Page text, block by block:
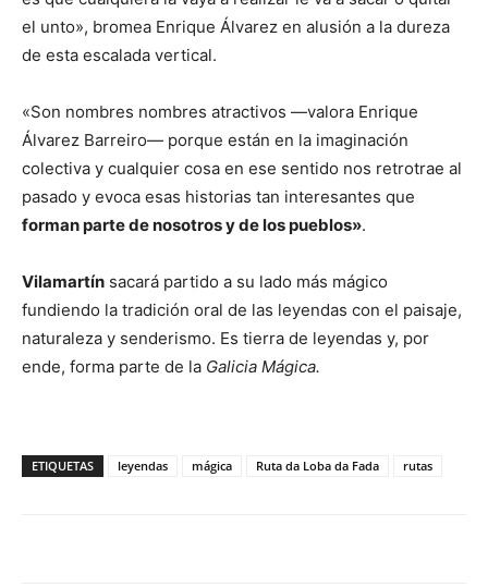
el unto», bromea Enrique Álvarez en alusión a la dureza
de esta escalada vertical.
«Son nombres nombres atractivos —valora Enrique
Álvarez Barreiro— porque están en la imaginación
colectiva y cualquier cosa en ese sentido nos retrotrae al
pasado y evoca esas historias tan interesantes que
forman parte de nosotros y de los pueblos».
Vilamartín sacará partido a su lado más mágico
fundiendo la tradición oral de las leyendas con el paisaje,
naturaleza y senderismo. Es tierra de leyendas y, por
ende, forma parte de la Galicia Mágica.
ETIQUETAS leyendas mágica Ruta da Loba da Fada rutas